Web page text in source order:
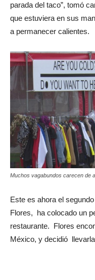
parada del taco”, tomó
que estuviera en sus
a permanecer calientes.
Muchos vagabundos carecen de
Este es ahora el
Flores, ha colocado un
restaurante. Flores
México, y decidió